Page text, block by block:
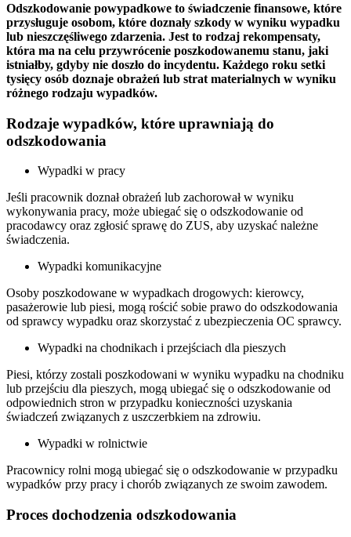
Odszkodowanie powypadkowe to świadczenie finansowe, które
przysługuje osobom, które doznały szkody w wyniku wypadku
lub nieszczęśliwego zdarzenia. Jest to rodzaj rekompensaty,
która ma na celu przywrócenie poszkodowanemu stanu, jaki
istniałby, gdyby nie doszło do incydentu. Każdego roku setki
tysięcy osób doznaje obrażeń lub strat materialnych w wyniku
różnego rodzaju wypadków.
Rodzaje wypadków, które uprawniają do
odszkodowania
Wypadki w pracy
Jeśli pracownik doznał obrażeń lub zachorował w wyniku
wykonywania pracy, może ubiegać się o odszkodowanie od
pracodawcy oraz zgłosić sprawę do ZUS, aby uzyskać należne
świadczenia.
Wypadki komunikacyjne
Osoby poszkodowane w wypadkach drogowych: kierowcy,
pasażerowie lub piesi, mogą rościć sobie prawo do odszkodowania
od sprawcy wypadku oraz skorzystać z ubezpieczenia OC sprawcy.
Wypadki na chodnikach i przejściach dla pieszych
Piesi, którzy zostali poszkodowani w wyniku wypadku na chodniku
lub przejściu dla pieszych, mogą ubiegać się o odszkodowanie od
odpowiednich stron w przypadku konieczności uzyskania
świadczeń związanych z uszczerbkiem na zdrowiu.
Wypadki w rolnictwie
Pracownicy rolni mogą ubiegać się o odszkodowanie w przypadku
wypadków przy pracy i chorób związanych ze swoim zawodem.
Proces dochodzenia odszkodowania